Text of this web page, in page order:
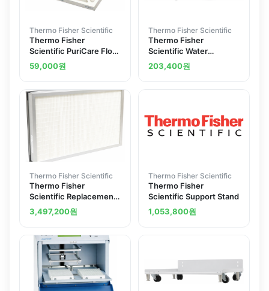
Thermo Fisher Scientific
Thermo Fisher
Scientific PuriCare Flow
Station Replacement
Filters Replacement
59,000원
Thermo Fisher Scientific
Thermo Fisher
Scientific Water
Purification Systems
Storage Reservoirs
203,400원
Thermo Fisher Scientific
Thermo Fisher
Scientific Replacement
Exhaust HEPA Filter for
Class II Biosafety
in. Nominal Width 3 ft.
3,497,200원
Thermo Fisher Scientific
Thermo Fisher
Scientific Support Stand
1,053,800원